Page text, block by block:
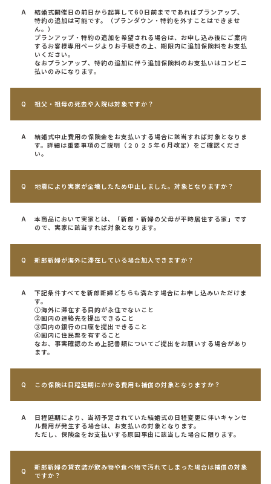
結婚式開催日の前日から起算して60日前までであればプランアップ、
特約の追加は可能です。（プランダウン・特約を外すことはできませ
ん。）
プランアップ・特約の追加を希望される場合は、お申し込み後にご案内
するお客様専用ページよりお手続きの上、期限内に追加保険料をお支払
いください。
なおプランアップ、特約の追加に伴う追加保険料のお支払いはコンビニ
払いのみになります。
祖父・祖母の死去や入院は対象ですか？
結婚式中止費用の保険金をお支払いする場合に該当すれば対象となりま
す。詳細は重要事項のご説明（２０２５年６月改定）をご確認くださ
い。
地震により実家が全壊したため中止しました。対象となりますか？
本商品において実家とは、「新郎・新婦の父母が平時居住する家」です
ので、実家に該当すれば対象となります。
新郎新婦が海外に滞在している場合加入できますか？
下記条件すべてを新郎新婦どちらも満たす場合にお申し込みいただけま
す。
①海外に滞在する目的が永住でないこと
②国内の連絡先を提出できること
③国内の銀行の口座を提出できること
④国内に住民票を有すること
なお、事実確認のため上記書類についてご提出をお願いする場合があり
ます。
この保険は日程延期にかかる費用も補償の対象となりますか？
日程延期により、当初予定されていた結婚式の日程変更に伴いキャンセ
ル費用が発生する場合は、お支払いの対象となります。
ただし、保険金をお支払いする原因事由に該当した場合に限ります。
新郎新婦の貸衣装が飲み物や食べ物で汚れてしまった場合は補償の対象
ですか？